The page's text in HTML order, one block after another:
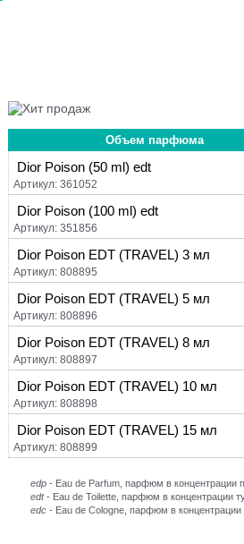
Объем парфюма
Dior Poison (50 ml) edt
Артикул: 361052
Dior Poison (100 ml) edt
Артикул: 351856
Dior Poison EDT (TRAVEL) 3 мл
Артикул: 808895
Dior Poison EDT (TRAVEL) 5 мл
Артикул: 808896
Dior Poison EDT (TRAVEL) 8 мл
Артикул: 808897
Dior Poison EDT (TRAVEL) 10 мл
Артикул: 808898
Dior Poison EDT (TRAVEL) 15 мл
Артикул: 808899
edp- Eau de Parfum, парфюм в концентрации
edt- Eau de Toilette, парфюм в концентрации
edc- Eau de Cologne, парфюм в концентрации